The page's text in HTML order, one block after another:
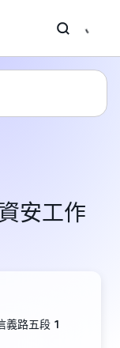
安工作
義路五段 1